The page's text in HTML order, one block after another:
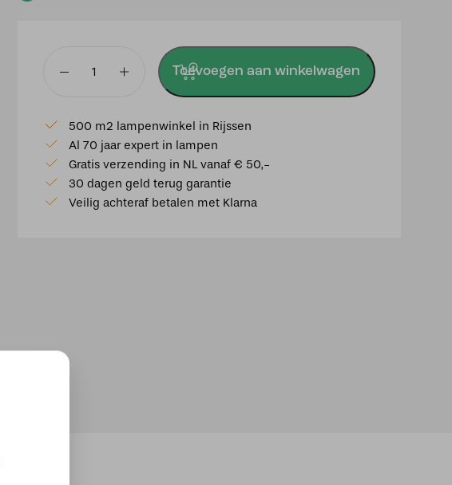
20cm
Italy
aantal
Toevoegen aan winkelwagen
500 m2 lampenwinkel in Rijssen
Al 70 jaar expert in lampen
Gratis verzending in NL vanaf € 50,-
30 dagen geld terug garantie
Veilig achteraf betalen met Klarna